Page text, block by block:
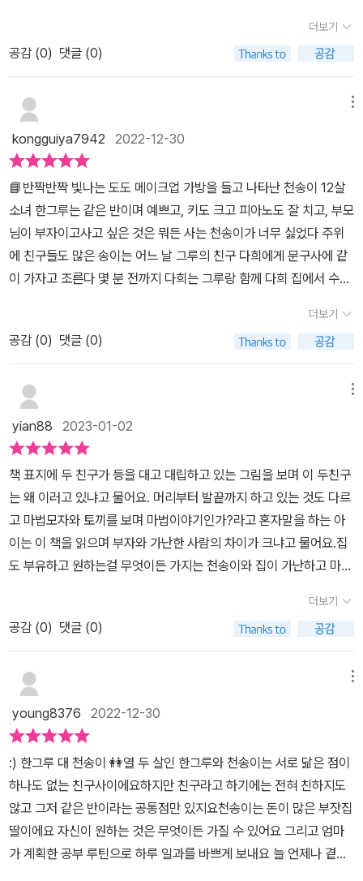
문구점에서 물건을 훔쳐 가방에 넣은 천송이와 그런 딸의 행동을 알
면서도 문구점에 찾아가 천송이가 훔친 물건에 대한 돈을 지불하면서
공부하느라 쌓인 스트레스를 푸는 거라고 이야기 하는 천송이의 엄마
모습에 한그루는 이해가 가질 않았지요. 천송이의 엄마는 그렇게 해
야 했을까요? 천송이가 문구점에서 훔치는 것을 알았을때 돈으로 해
결할 것이 아니라 사과를 하게 하고 혼을 내야 했을텐데말이예요. 집
에 돈이 많으니 공부 열심히 해서 판사만 되면 된다고 강요하는 천송
이의 엄마의 모습이 씁쓸하게 다가왔답니다. 그런 천송이와 한그루
사이의 관계에 변화가 생기는 사건이 발생한답니다. 천송이는 문방구
에서 물건을 훔치면서 엄마에게 시위하는 행동을 고치게 될지, 한그
루는 마음에 들지 않던 천송이와 친해질 수 있을까요? 천송이와 한그
루는 어떻게 될까요? 그리고 천송이의 엄마의 소원대로 천송이는 판
되고 둘 사이에 이상한 기류가 흐르는데...여학생들 사이에 있는 시기
질투를 잘 그려낸 것 같다. 항상 아이들 사이에 둘러싸여 있지만 지나
치게 시선을 의식하는 천송이에게도 말 못할 사정이 있다는 걸 알게
된 한그루는 마음을 열고 친구가 될 수 있을지 흥미진진하다.우정, 꿈,
아이들이 선택할 수 없었던 것들에 대해서 생각 해 보게 해 줘서 좋은
것 같다.아빠가 청각 장애인이고 집안 사정이 좋지 못한 한그루의 배
경설정이 장애=가난으로 아이들에게 읽히지는 않을지...그런 부분도
아이와 책 읽고 이야기 나누면 좋을 것 같다. 국민지 작가님이 그림을
그리신 책은 아이가 믿고 읽는다고 했는데 이 책의 그림도 그래서 더
욱 반가웠다.그림책에 비해 동화는 삽화의 양이나 역할이 크진 않지
만 애정하는 작가님의 그림이 있으면 더 손이 가는게 인지상정:)#개
암나무서평단 #초등추천 #동화책 #독서#독서일기 #책추천 #겨울
더보기
공감 (0) 댓글 (0)
kongguiya7942 2022-12-30
📘반짝반짝 빛나는 도도 메이크업 가방을 들고 나타난 천송이 12살
소녀 한그루는 같은 반이며 예쁘고, 키도 크고 피아노도 잘 치고, 부모
님이 부자이고사고 싶은 것은 뭐든 사는 천송이가 너무 싫었다 주위
에 친구들도 많은 송이는 어느 날 그루의 친구 다희에게 문구사에 같
이 가자고 조른다 몇 분 전까지 다희는 그루랑 함께 다희 집에서 수학
거절 못하고송이랑 함께 교실을 나갔다 그루는 섭섭하고 외롭고 슬프
기도 한 마음을 달래러 학교 근처 문구사에 들어간다하필 거기서 송
이와 다희를 만나는데송이가 머리핀과 모자를 슬쩍 책가방에 넣는 걸
보게 된다 송이의 태도가 이해 되지 않는 그루 말할 수 없는 비밀이 생
는 송이가 못마땅한 그루, 그런 그루에게 다희가다가와 말을 건다 “지
난 번 일로 화났어?”다희에게 퉁명스럽게 대답하자 다희는 오히려그
루에게 비겁하다고 말하는데 뒷통수를 망치로 얻어맞은 것 처럼 멍해
진 한그루친구들에게 따돌림을 받기 싫어 혼자가편한 척, 괜찮은 척
했던 자신이 떠올라서이다송이에게 물건 훔친 잘못을 용서 받으라고
하는 그루그러나 엄마가 돈으로 해결 하겠지 라며 뉘우치지 않는 송
이, 이런 송이와 그루 사이에티격태격 하며 미운 정이 스물스물 들어
간다닮은 것 하나 없는 둘이지만 엄마의 꿈을 대신 짊어지고 살아가
고 있다는 공통점 때문일까문구점에 가서 사과도 하고 시시콜콜한 일
좋아하고 하고 싶은 꿈을 꾸게 된 두 친구의 앞으로가 기대 된다아빠
가 청각 장애인이고 집안 사정이 좋지 못한 한그루의 배경 (장애=가
난)이 아이가 읽으면서 부정적인 것으로 인식 되진 않을까 라는 생각
도 들었지만 가난이 장애가 되지않고 미래에 걸림돌이 되지 않음을
이야기 나눌 수 있는 좋은 시간이었다 또한 우정이나 꿈, 비젼, 아이들
이 당장 선택할 수 없는 것들에 대해서 생각 해 볼 수 있어서 좋았고아
이가 스스로 좋아하는 일이 무엇인지 생각하고선택하며 선택에 대해
책임감을 가지고 노력 해야함을 느낄 수 있는 소중한 시간이 된 것 같
더보기
공감 (0) 댓글 (0)
yian88 2023-01-02
책 표지에 두 친구가 등을 대고 대립하고 있는 그림을 보며 이 두친구
는 왜 이러고 있냐고 물어요. 머리부터 발끝까지 하고 있는 것도 다르
고 마법모자와 토끼를 보며 마법이야기인가?라고 혼자말을 하는 아
이는 이 책을 읽으며 부자와 가난한 사람의 차이가 크냐고 물어요.집
도 부유하고 원하는걸 무엇이든 가지는 천송이와 집이 가난하고 마음
것이 달라요. 아이가 원하는 것과 그렇지 않은 것. 잘못된 행동에 대한
책임과 두 친구의 꿈을 향해 스스로 성장하는 모습을 담고 있었어요.
아이는 두 친구의 입장이 되어 생각해 보았어요. 그리고 부모가 그리
는 모습이 꿈이 되는건 너무 한거 같다고 해요. 그러면서 나의 꿈에 대
다고 해요. 한그루와 천송이의 고민만큼은 아니지만 아이들의 입장에
서 생각해 볼 수 있는 책이였어요.
더보기
공감 (0) 댓글 (0)
young8376 2022-12-30
:) 한그루 대 천송이 👭열 두 살인 한그루와 천송이는 서로 닮은 점이
하나도 없는 친구사이에요하지만 친구라고 하기에는 전혀 친하지도
않고 그저 같은 반이라는 공통점만 있지요천송이는 돈이 많은 부잣집
딸이에요 자신이 원하는 것은 무엇이든 가질 수 있어요 그리고 엄마
가 계획한 공부 루틴으로 하루 일과를 바쁘게 보내요 늘 언제나 곁에